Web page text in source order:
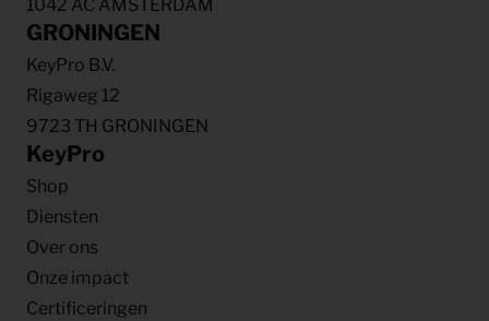
1042 AC AMSTERDAM
GRONINGEN
KeyPro B.V.
Rigaweg 12
9723 TH GRONINGEN
KeyPro
Shop
Diensten
Over ons
Onze impact
Certificeringen